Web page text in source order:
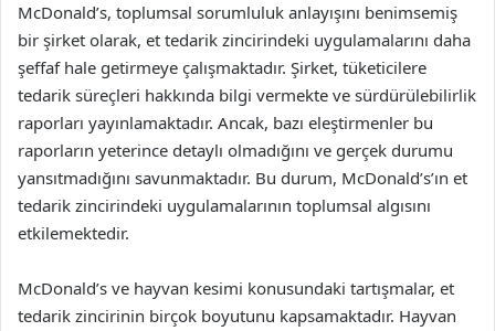
McDonald’s, toplumsal sorumluluk anlayışını benimsemiş
bir şirket olarak, et tedarik zincirindeki uygulamalarını daha
şeffaf hale getirmeye çalışmaktadır. Şirket, tüketicilere
tedarik süreçleri hakkında bilgi vermekte ve sürdürülebilirlik
raporları yayınlamaktadır. Ancak, bazı eleştirmenler bu
raporların yeterince detaylı olmadığını ve gerçek durumu
yansıtmadığını savunmaktadır. Bu durum, McDonald’s’ın et
tedarik zincirindeki uygulamalarının toplumsal algısını
etkilemektedir.
McDonald’s ve hayvan kesimi konusundaki tartışmalar, et
tedarik zincirinin birçok boyutunu kapsamaktadır. Hayvan